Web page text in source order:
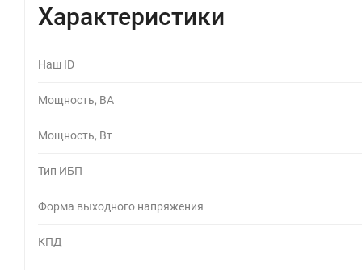
Характеристики
Наш ID
Мощность, ВА
Мощность, Вт
Тип ИБП
Форма выходного напряжения
КПД